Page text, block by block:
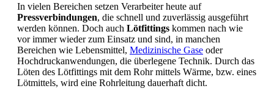
In vielen Bereichen setzen Verarbeiter heute auf
Pressverbindungen, die schnell und zuverlässig ausgeführt
werden können. Doch auch Lötfittings kommen nach wie
vor immer wieder zum Einsatz und sind, in manchen
Bereichen wie Lebensmittel, Medizinische Gase oder
Hochdruckanwendungen, die überlegene Technik. Durch das
Löten des Lötfittings mit dem Rohr mittels Wärme, bzw. eines
Lötmittels, wird eine Rohrleitung dauerhaft dicht.